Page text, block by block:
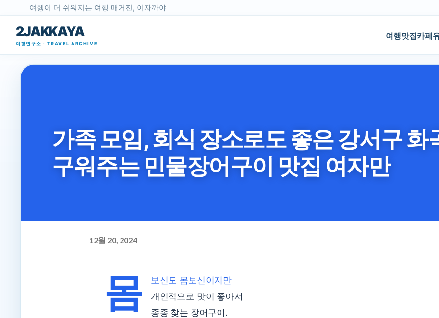
여행이 더 쉬워지는 여행 매거진, 이자까야
2JAKKAYA
여행연구소 · TRAVEL ARCHIVE
여행맛집카페
가족 모임, 회식 장소로도 좋은 강서구 화
구워주는 민물장어구이 맛집 여자만
12월 20, 2024
몸
보신도 몸보신이지만
개인적으로 맛이 좋아서
종종 찾는 장어구이.